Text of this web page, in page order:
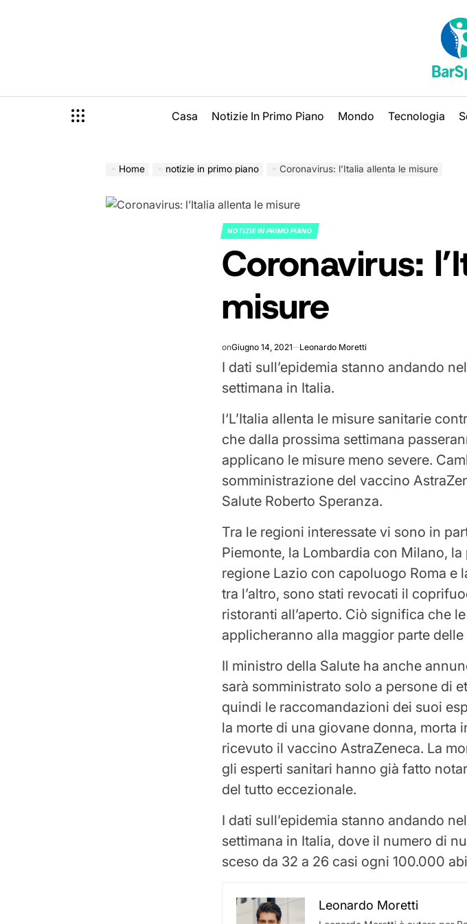
Casa Notizie In Primo Piano Mondo Tecnologia
Home notizie in primo piano Coronavirus: l’Italia allenta le misure
POSTED
NOTIZIE IN PRIMO PIANO
Coronavirus:
misure
onGiugno 14, 2021 Leonardo Moretti
I dati sull’epidemia stanno andando
settimana in Italia.
l‘L’Italia allenta le misure sanitarie
che dalla prossima settimana
applicano le misure meno severe.
somministrazione del vaccino
Salute Roberto Speranza.
Tra le regioni interessate vi sono in
Piemonte, la Lombardia con Milano,
regione Lazio con capoluogo Roma e
tra l’altro, sono stati revocati il
ristoranti all’aperto. Ciò significa che
applicheranno alla maggior parte
Il ministro della Salute ha anche
sarà somministrato solo a persone di
quindi le raccomandazioni dei suoi
la morte di una giovane donna, morta
ricevuto il vaccino AstraZeneca. La
gli esperti sanitari hanno già fatto
del tutto eccezionale.
I dati sull’epidemia stanno andando
settimana in Italia, dove il numero di
sceso da 32 a 26 casi ogni 100.000
Leonardo Moretti